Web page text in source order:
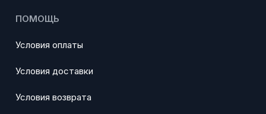
ПОМОЩЬ
Условия оплаты
Условия доставки
Условия возврата